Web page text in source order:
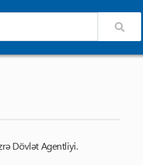
Xidmət
Dövlət Agentliyi.